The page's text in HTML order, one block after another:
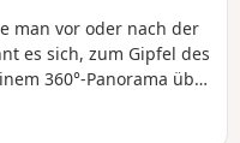
man vor oder nach der
es sich, zum Gipfel des
360°-Panorama über
zu werfen.